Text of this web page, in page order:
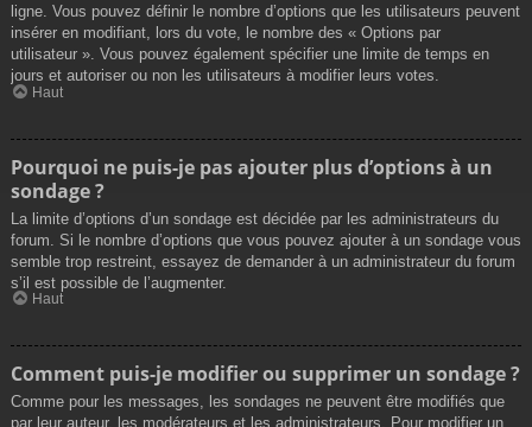
ligne. Vous pouvez définir le nombre d’options que les utilisateurs peuvent
insérer en modifiant, lors du vote, le nombre des « Options par
utilisateur ». Vous pouvez également spécifier une limite de temps en
jours et autoriser ou non les utilisateurs à modifier leurs votes.
Haut
Pourquoi ne puis-je pas ajouter plus d’options à un
sondage ?
La limite d’options d’un sondage est décidée par les administrateurs du
forum. Si le nombre d’options que vous pouvez ajouter à un sondage vous
semble trop restreint, essayez de demander à un administrateur du forum
s’il est possible de l’augmenter.
Haut
Comment puis-je modifier ou supprimer un sondage ?
Comme pour les messages, les sondages ne peuvent être modifiés que
par leur auteur, les modérateurs et les administrateurs. Pour modifier un